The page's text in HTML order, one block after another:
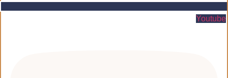
Youtube